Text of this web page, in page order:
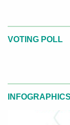
VOTING POLL
INFOGRAPHICS